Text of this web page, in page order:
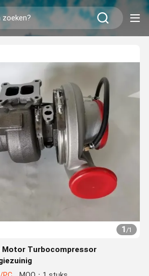
1/1
Motor Turbocompressor